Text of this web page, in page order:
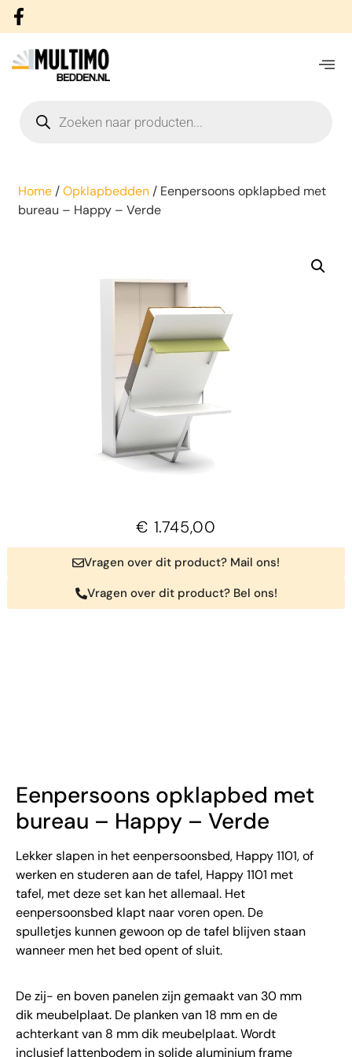
Home/Opklapbedden/ Eenpersoons opklapbed met
bureau – Happy – Verde
€ 1.745,00
Vragen over dit product? Mail ons!
Vragen over dit product? Bel ons!
Eenpersoons opklapbed met
bureau – Happy – Verde
Lekker slapen in het eenpersoonsbed, Happy 1101, of
werken en studeren aan de tafel, Happy 1101 met
tafel, met deze set kan het allemaal. Het
eenpersoonsbed klapt naar voren open. De
spulletjes kunnen gewoon op de tafel blijven staan
wanneer men het bed opent of sluit.
De zij- en boven panelen zijn gemaakt van 30 mm
dik meubelplaat. De planken van 18 mm en de
achterkant van 8 mm dik meubelplaat. Wordt
inclusief lattenbodem in solide aluminium frame